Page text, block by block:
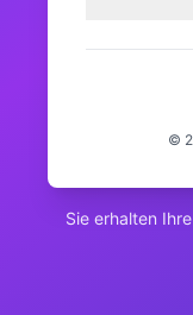
©
Sie erhalten